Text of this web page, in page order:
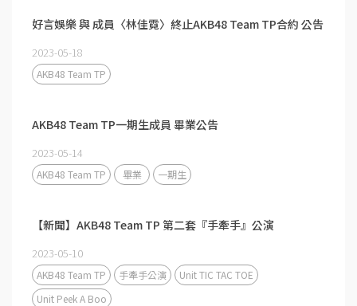
好言娛樂 與 成員〈林佳霓〉終止AKB48 Team TP合約 公告
2023-05-18
AKB48 Team TP
AKB48 Team TP一期生成員 畢業公告
2023-05-14
AKB48 Team TP 畢業 一期生
【新聞】AKB48 Team TP 第二套『手牽手』公演
2023-05-10
AKB48 Team TP 手牽手公演
Unit TIC TAC TOE
Unit Peek A Boo